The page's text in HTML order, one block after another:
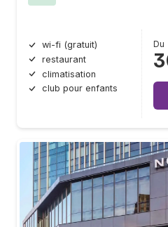
wi-fi (gratuit)
restaurant
climatisation
club pour enfants
Du